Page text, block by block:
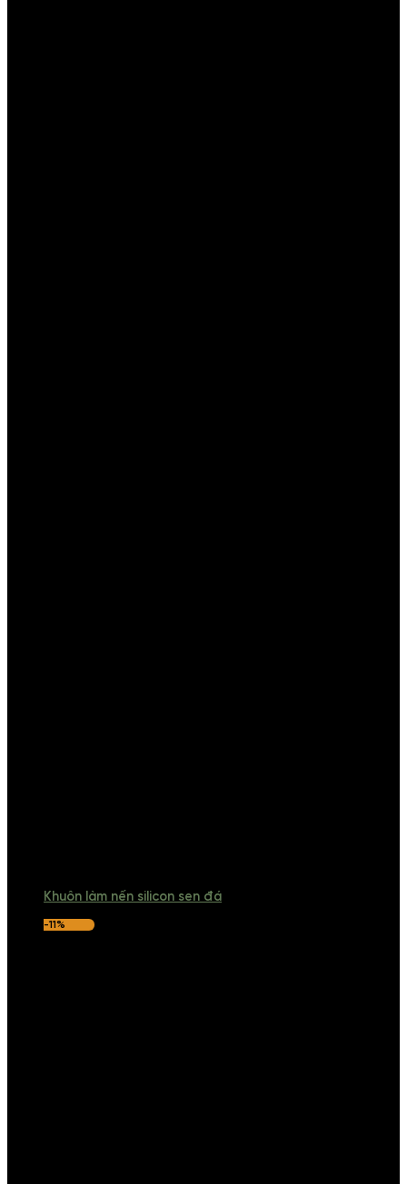
Khuôn làm nến silicon sen đá
-11%